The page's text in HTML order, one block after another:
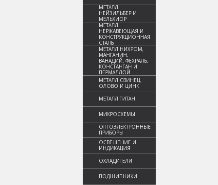
МЕТАЛЛ
НЕЙЗИЛЬБЕР И
МЕЛЬХИОР
МЕТАЛЛ
НЕРЖАВЕЮЩАЯ И
КОНСТРУКЦИОННАЯ
СТАЛЬ
МЕТАЛЛ НИХРОМ,
МАНГАНИН,
ВАНАДИЙ, ФЕХРАЛЬ,
КОНСТАНТАН И
ПЕРМАЛЛОЙ
МЕТАЛЛ СВИНЕЦ,
ОЛОВО И ЦИНК
МЕТАЛЛ ТИТАН
МИКРОСХЕМЫ
ОПТОЭЛЕКТРОННЫЕ
ПРИБОРЫ
ОСВЕЩЕНИЕ И
ИНДИКАЦИЯ
ОХЛАДИТЕЛИ
ПОДШИПНИКИ